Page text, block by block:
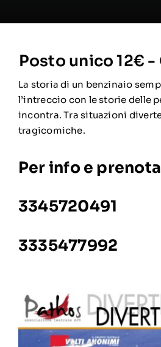
Posto unico 12€ -
La storia di un benzinaio
l’intreccio con le storie delle
incontra. Tra situazioni
tragicomiche.
Per info e
3345720491
3335477992